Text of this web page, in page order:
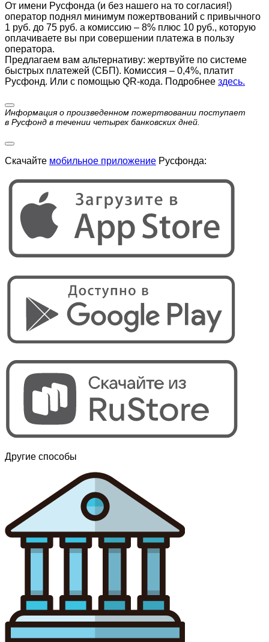
От имени Русфонда (и без нашего на то согласия!)
оператор поднял минимум пожертвований с привычного
1 руб. до 75 руб. а комиссию – 8% плюс 10 руб., которую
оплачиваете вы при совершении платежа в пользу
оператора.
Предлагаем вам альтернативу: жертвуйте по cистеме
быстрых платежей (СБП). Комиссия – 0,4%, платит
Русфонд. Или с помощью QR-кода. Подробнее здесь.
Информация о произведенном пожертвовании поступает
в Русфонд в течении четырех банковских дней.
Скачайте мобильное приложение Русфонда:
Другие способы